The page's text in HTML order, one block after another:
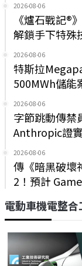
2026-08-06
《爐石戰記®
解鎖手下特殊
2026-08-06
特斯拉
500MWh儲能
2026-08-06
字節跳動傳禁
Anthropic證
2026-08-06
傳《暗黑破壞
2！預計
電動車機電整合